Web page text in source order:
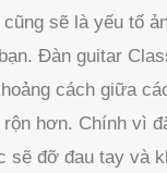
sẽ là yếu tố
Đàn guitar
cách giữa
hơn. Chính vì
sẽ đỡ đau tay và